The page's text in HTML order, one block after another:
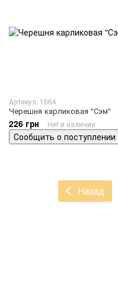
Артикул: 1664
Черешня карликовая "Сэм"
226 грн Нет в наличии
Сообщить о поступлении
Назад